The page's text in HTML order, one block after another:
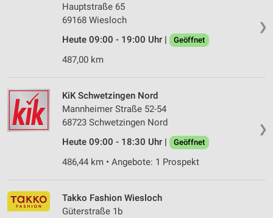
❯
Hauptstraße 65
69168 Wiesloch
Heute 09:00 - 19:00 Uhr |
Geöffnet
487,00 km
❯
KiK Schwetzingen Nord
Mannheimer Straße 52-54
68723 Schwetzingen Nord
Heute 09:00 - 18:30 Uhr |
Geöffnet
486,44 km • Angebote: 1 Prospekt
Takko Fashion Wiesloch
Güterstraße 1b